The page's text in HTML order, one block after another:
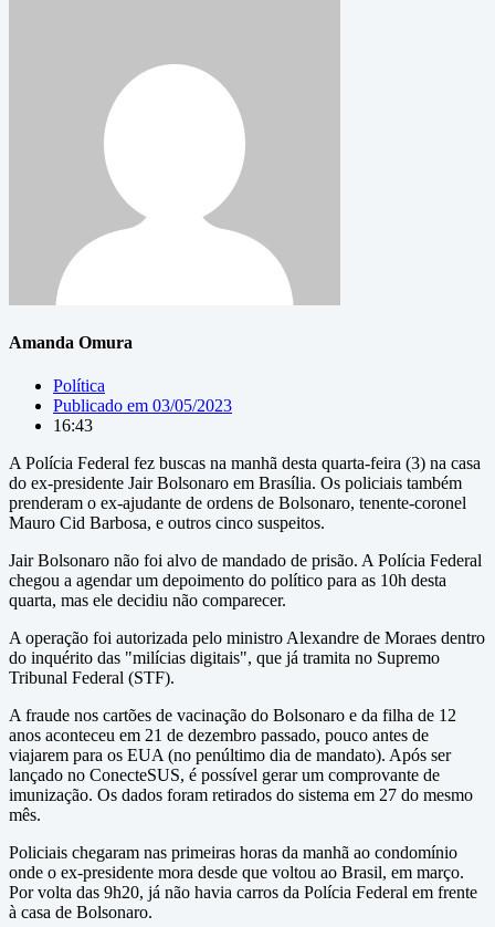
Amanda Omura
Política
Publicado em 03/05/2023
16:43
A Polícia Federal fez buscas na manhã desta quarta-feira (3) na casa
do ex-presidente Jair Bolsonaro em Brasília. Os policiais também
prenderam o ex-ajudante de ordens de Bolsonaro, tenente-coronel
Mauro Cid Barbosa, e outros cinco suspeitos.
Jair Bolsonaro não foi alvo de mandado de prisão. A Polícia Federal
chegou a agendar um depoimento do político para as 10h desta
quarta, mas ele decidiu não comparecer.
A operação foi autorizada pelo ministro Alexandre de Moraes dentro
do inquérito das "milícias digitais", que já tramita no Supremo
Tribunal Federal (STF).
A fraude nos cartões de vacinação do Bolsonaro e da filha de 12
anos aconteceu em 21 de dezembro passado, pouco antes de
viajarem para os EUA (no penúltimo dia de mandato). Após ser
lançado no ConecteSUS, é possível gerar um comprovante de
imunização. Os dados foram retirados do sistema em 27 do mesmo
mês.
Policiais chegaram nas primeiras horas da manhã ao condomínio
onde o ex-presidente mora desde que voltou ao Brasil, em março.
Por volta das 9h20, já não havia carros da Polícia Federal em frente
à casa de Bolsonaro.